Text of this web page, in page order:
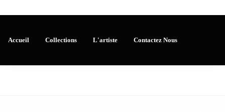
Accueil Collections L'artiste Contactez Nous